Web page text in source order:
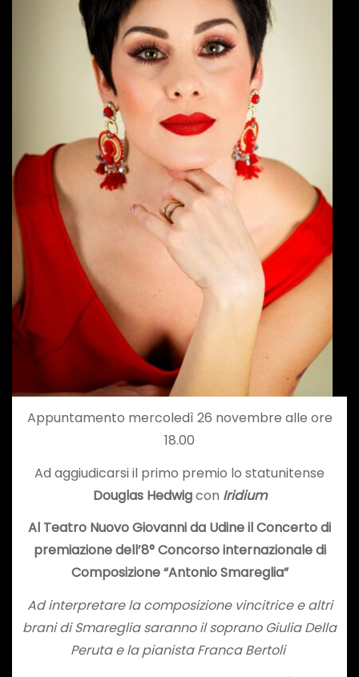
Appuntamento mercoledì 26 novembre alle ore
18.00
Ad aggiudicarsi il primo premio lo statunitense
Douglas Hedwigcon Iridium
Al Teatro Nuovo Giovanni da Udine il Concerto di
premiazione dell’8° Concorso internazionaledi
Composizione “Antonio Smareglia”
Ad interpretare la composizione vincitrice e altri
brani di Smareglia saranno il soprano Giulia Della
Peruta e la pianista Franca Bertoli